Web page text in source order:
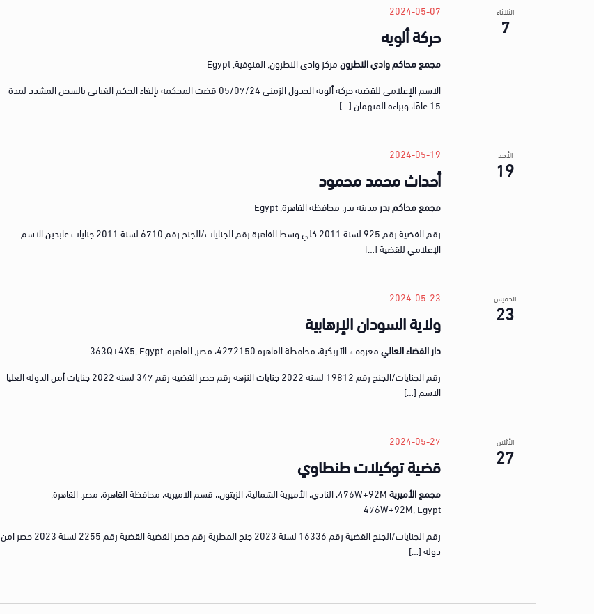
الثلاثاء
7 حركة ألويه
2024-05-07
مجمع محاكم وادي النطرونمركز وادى النطرون, المنوفية, Egypt
الاسم الإعلامي للقضية حركة ألويه الجدول الزمني 05/07/24 قضت المحكمة بإلغاء الحكم الغيابي بالسجن المشدد لمدة
15 عامًا، وبراءة المتهمان […]
الأحد
19 أحداث محمد محمود
2024-05-19
مجمع محاكم بدر مدينة بدر, محافظة القاهرة, Egypt
رقم القضية رقم 925 لسنة 2011 كلي وسط القاهرة رقم الجنايات/الجنح رقم 6710 لسنة 2011 جنايات عابدين الاسم
الإعلامي للقضية […]
الخميس
23 ولاية السودان الإرهابية
2024-05-23
دار القضاء العاليمعروف، الأزبكية، محافظة القاهرة‬ 4272150، مصر, القاهرة, 363Q+4X5, Egypt
رقم الجنايات/الجنح رقم 19812 لسنة 2022 جنايات النزهة رقم حصر القضية رقم 347 لسنة 2022 جنايات أمن الدولة العليا
الاسم […]
الأثنين
27 قضية توكيلات طنطاوي
2024-05-27
مجمع الأميرية
476W+92M، النادي، الأميرية الشمالية، الزيتون،، قسم الاميريه، محافظة القاهرة‬، مصر, القاهرة,
476W+92M, Egypt
رقم الجنايات/الجنح القضية رقم 16336 لسنة 2023 جنح المطرية رقم حصر القضية القضية رقم 2255 لسنة 2023 حصر امن
دولة […]